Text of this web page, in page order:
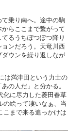
乗り南へ。途中の駒
らここまで繋がって
るうちぽつぽつ降り
ンだろう。天竜川西
ウンを繰り返しなが
は満津田という力士の
の人だ」と分かる。
化に尽力した菱田春草
の絵って凄いなぁ、当
こまで来る追っかけは